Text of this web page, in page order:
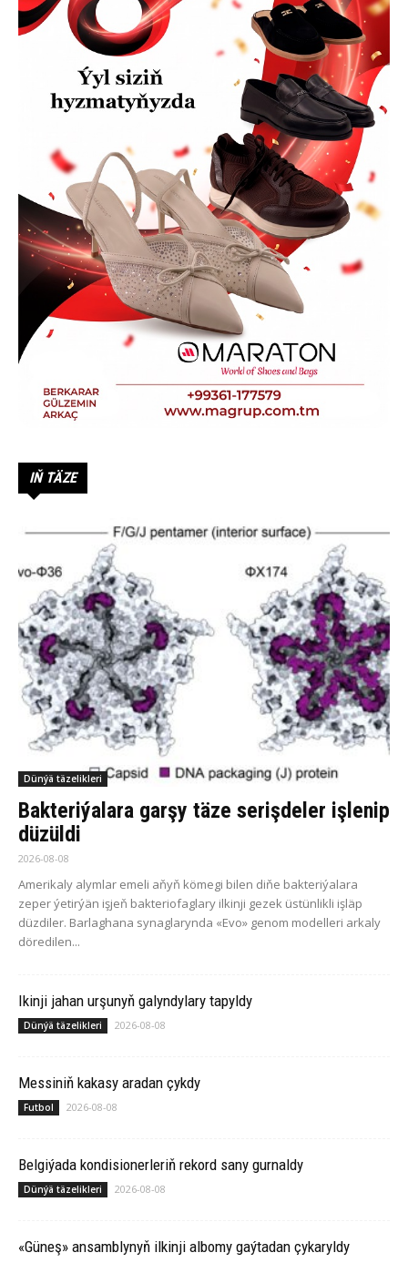
IŇ TÄZE
Dünýä täzelikleri
Bakteriýalara garşy täze serişdeler işlenip
düzüldi
2026-08-08
Amerikaly alymlar emeli aňyň kömegi bilen diňe bakteriýalara
zeper ýetirýän işjeň bakteriofaglary ilkinji gezek üstünlikli işläp
düzdiler. Barlaghana synaglarynda «Evo» genom modelleri arkaly
döredilen...
Ikinji jahan urşunyň galyndylary tapyldy
Dünýä täzelikleri 2026-08-08
Messiniň kakasy aradan çykdy
Futbol 2026-08-08
Belgiýada kondisionerleriň rekord sany gurnaldy
Dünýä täzelikleri 2026-08-08
«Güneş» ansamblynyň ilkinji albomy gaýtadan çykaryldy